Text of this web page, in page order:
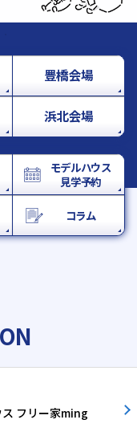
豊橋会場
浜北会場
モデルハウス
見学予約
コラム
フリー家ming